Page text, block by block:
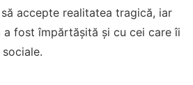
accepte realitatea tragică, iar
fost împărtășită și cu cei care îi